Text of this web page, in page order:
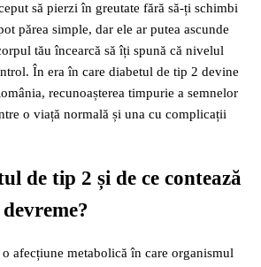
să pierzi în greutate fără să-ți schimbi
părea simple, dar ele ar putea ascunde
tău încearcă să îți spună că nivelul
În era în care diabetul de tip 2 devine
recunoașterea timpurie a semnelor
o viață normală și una cu complicații
de tip 2 și de ce contează
afecțiune metabolică în care organismul